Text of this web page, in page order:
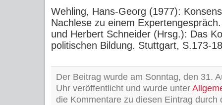
Wehling, Hans-Georg (1977):
Nachlese zu einem
und Herbert Schneider (Hrsg.): Das
politischen Bildung. Stuttgart, S.173-
Der Beitrag wurde am Sonntag, den 31.
Uhr veröffentlicht und wurde unter
die Kommentare zu diesen Eintrag durch